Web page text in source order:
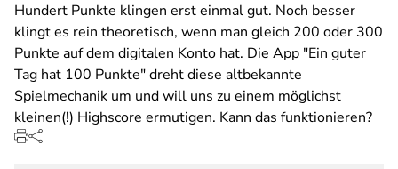
Hundert Punkte klingen erst einmal gut. Noch besser
klingt es rein theoretisch, wenn man gleich 200 oder 300
Punkte auf dem digitalen Konto hat. Die App "Ein guter
Tag hat 100 Punkte" dreht diese altbekannte
Spielmechanik um und will uns zu einem möglichst
kleinen(!) Highscore ermutigen. Kann das funktionieren?